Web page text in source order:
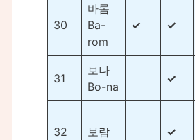
30
바롬
Ba-
rom
✓ ✓
31
보나
Bo-na
✓
32 보람 ✓